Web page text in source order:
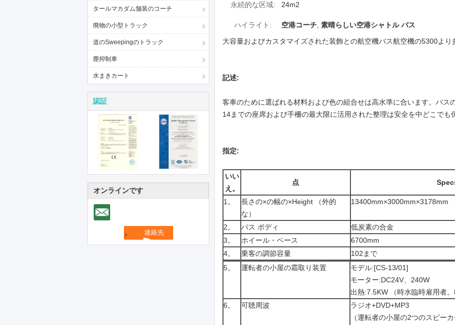
タールマカダム舗装のコーチ
廃物の小型トラック
道のSweepingのトラック
塵抑制車
水まきカート
認証
オンラインです
永続的な区域: 24m2
ハイライト: 空港コーチ 素晴らしい空港シャトル バス
大容量およびカスタマイズされた装飾との航空機バス航空機の5300より
記述:
客車のために選ばれる材料および色の組合せは高水準に合います。バス
14までの座席および手柵の最大限に活用された整理は安全を中どこでも
指定:
いい
え。
点
1。
長さの×の幅の×Height （外的
な）
13400mm×3000mm×3178mm
2。 バス ボディ
低炭素の合金
3。
ホイール・ベース
6700mm
4。
乗客の調節容量
102まで
5。
運転者の小屋の霜取り装置
モデル:[CS-13/01]
モーター:DC24V、240W
出熱:7.5KW （時水臨時雇用者。
6。
可聴周波
ラジオ+DVD+MP3
（運転者の小屋の2つのスピー